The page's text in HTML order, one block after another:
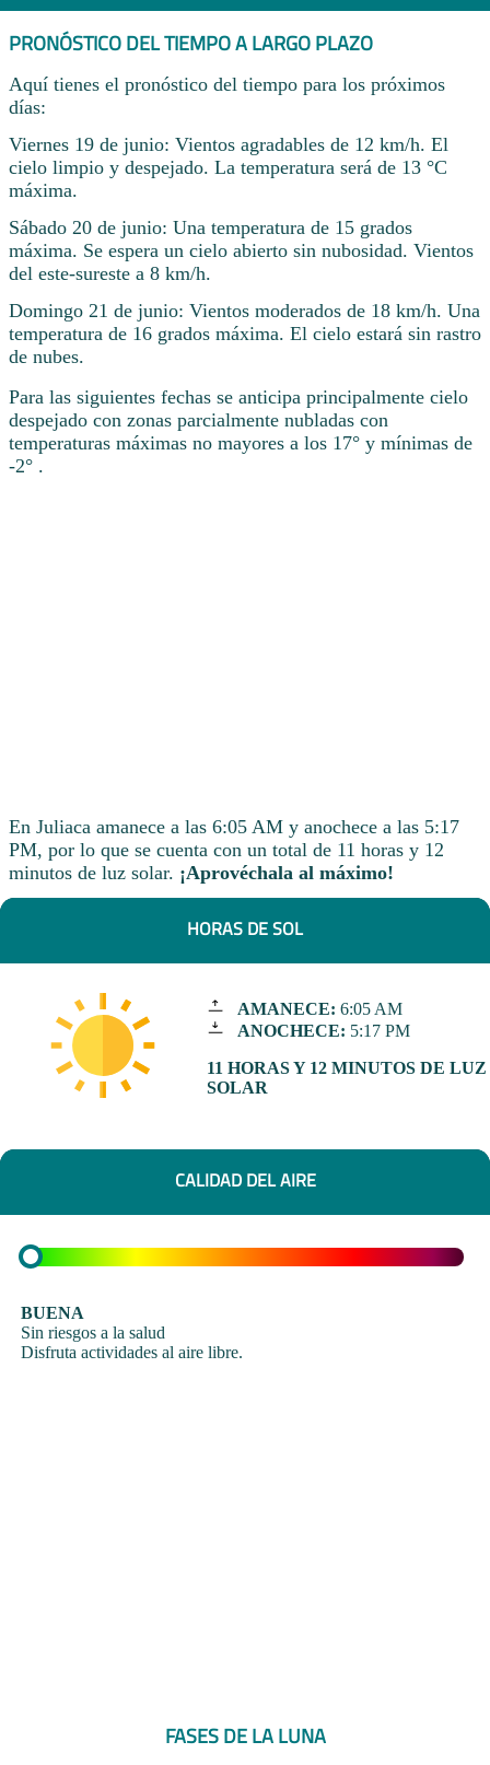
PRONÓSTICO DEL TIEMPO A LARGO PLAZO
Aquí tienes el pronóstico del tiempo para los próximos
días:
Viernes 19 de junio: Vientos agradables de 12 km/h. El
cielo limpio y despejado. La temperatura será de 13 °C
máxima.
Sábado 20 de junio: Una temperatura de 15 grados
máxima. Se espera un cielo abierto sin nubosidad. Vientos
del este-sureste a 8 km/h.
Domingo 21 de junio: Vientos moderados de 18 km/h. Una
temperatura de 16 grados máxima. El cielo estará sin rastro
de nubes.
Para las siguientes fechas se anticipa principalmente cielo
despejado con zonas parcialmente nubladas con
temperaturas máximas no mayores a los 17° y mínimas de
-2° .
En Juliaca amanece a las 6:05 AM y anochece a las 5:17
PM, por lo que se cuenta con un total de 11 horas y 12
minutos de luz solar. ¡Aprovéchala al máximo!
HORAS DE SOL
AMANECE: 6:05 AM
ANOCHECE: 5:17 PM
11 HORAS Y 12 MINUTOS DE LUZ
SOLAR
CALIDAD DEL AIRE
BUENA
Sin riesgos a la salud
Disfruta actividades al aire libre.
FASES DE LA LUNA